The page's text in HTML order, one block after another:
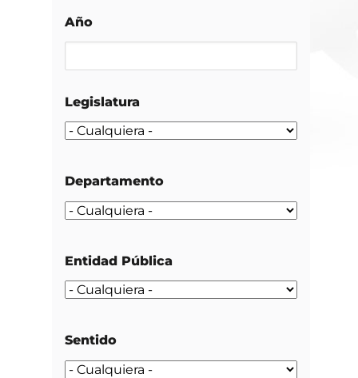
Año
Legislatura
Departamento
Entidad Pública
Sentido